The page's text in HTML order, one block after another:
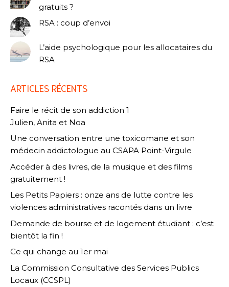
gratuits ?
RSA : coup d’envoi
L’aide psychologique pour les allocataires du
RSA
ARTICLES RÉCENTS
Faire le récit de son addiction 1
Julien, Anita et Noa
Une conversation entre une toxicomane et son
médecin addictologue au CSAPA Point-Virgule
Accéder à des livres, de la musique et des films
gratuitement !
Les Petits Papiers : onze ans de lutte contre les
violences administratives racontés dans un livre
Demande de bourse et de logement étudiant : c’est
bientôt la fin !
Ce qui change au 1er mai
La Commission Consultative des Services Publics
Locaux (CCSPL)